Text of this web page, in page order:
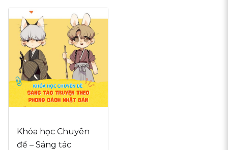
Khóa học Chuyên
đề – Sáng tác